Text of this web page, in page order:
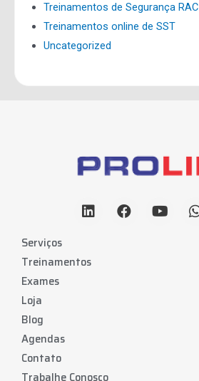
Treinamentos de Segurança RAC
Treinamentos online de SST
Uncategorized
Serviços
Treinamentos
Exames
Loja
Blog
Agendas
Contato
Trabalhe Conosco